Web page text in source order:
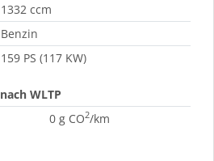
1332 ccm
Benzin
159 PS (117 KW)
WLTP
0 g CO2/km